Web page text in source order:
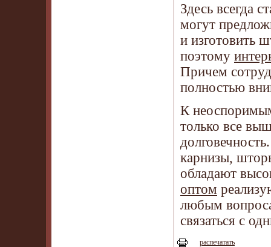
Здесь всегда
могут
и изготовить
поэтому
Причем
полностью
К
только все
карнизы,
обладают
оптом
любым
связаться с
распечатать